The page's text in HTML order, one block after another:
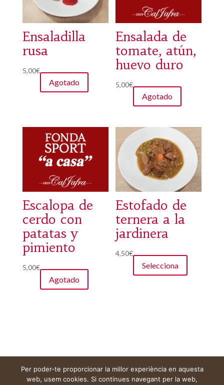
Ensaladilla
rusa
5,00€
Agotado
Ensalada de
tomate, atún,
huevo duro
5,00€
Agotado
Escalopa de
cerdo con
patatas y
pimiento
5,00€
Agotado
Estofado de
ternera a la
jardinera
4,50€
Selecciona
Este
pueden
elegir
Aviso legal Carrito Mi cuenta
Per poder-te proporcionar la millor experiència en aquesta
web, usem cookies. Si continues navegant per la web,